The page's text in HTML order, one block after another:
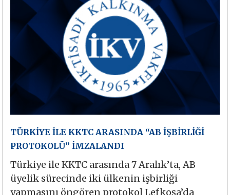
TÜRKİYE İLE KKTC ARASINDA “AB İŞBİRLİĞİ
PROTOKOLÜ” İMZALANDI
Türkiye ile KKTC arasında 7 Aralık’ta, AB
üyelik sürecinde iki ülkenin işbirliği
yapmasını öngören protokol Lefkoşa’da